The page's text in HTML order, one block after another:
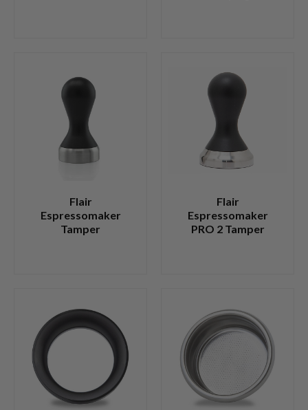
Flair
Espressomaker
Tamper
Flair
Espressomaker
PRO 2 Tamper